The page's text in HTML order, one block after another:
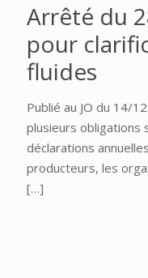
Arrêté du
pour
fluides
Publié au JO du 14/
plusieurs obligations
déclarations
producteurs, les
[…]